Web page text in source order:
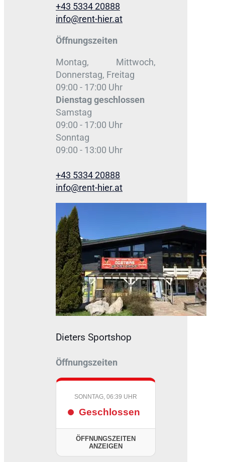
+43 5334 20888
info@rent-hier.at
Öffnungszeiten
Montag, Mittwoch,
Donnerstag, Freitag
09:00 - 17:00 Uhr
Dienstaggeschlossen
Samstag
09:00 - 17:00 Uhr
Sonntag
09:00 - 13:00 Uhr
+43 5334 20888
info@rent-hier.at
Dieters Sportshop
Öffnungszeiten
SONNTAG, 06:39 UHR
Geschlossen
ÖFFNUNGSZEITEN
ANZEIGEN